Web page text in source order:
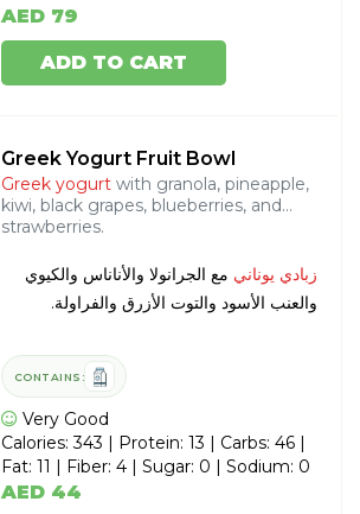
AED 79
ADD TO CART
Greek Yogurt Fruit Bowl
Greek yogurt with granola, pineapple,
kiwi, black grapes, blueberries, and
strawberries.
زبادي يوناني مع الجرانولا والأناناس والكيوي
والعنب الأسود والتوت الأزرق والفراولة.
CONTAINS:
Very Good
Calories: 343 | Protein: 13 | Carbs: 46 |
Fat: 11 | Fiber: 4 | Sugar: 0 | Sodium: 0
AED 44